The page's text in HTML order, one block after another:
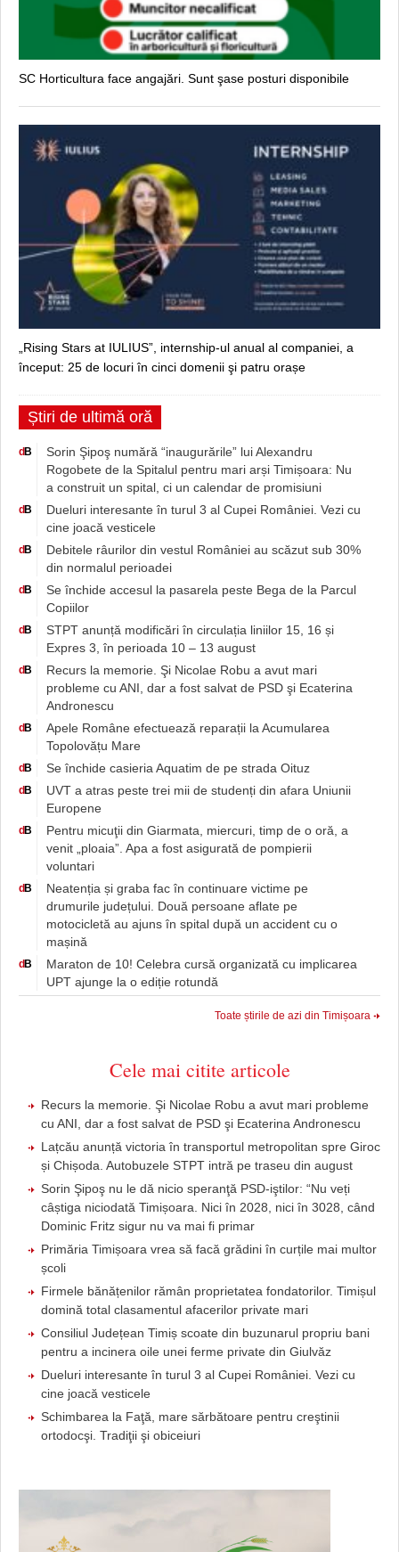
SC Horticultura face angajări. Sunt şase posturi disponibile
„Rising Stars at IULIUS”, internship-ul anual al companiei, a
început: 25 de locuri în cinci domenii şi patru orașe
Știri de ultimă oră
d B
Sorin Şipoş numără “inaugurările” lui Alexandru
Rogobete de la Spitalul pentru mari arși Timișoara: Nu
a construit un spital, ci un calendar de promisiuni
d B
Dueluri interesante în turul 3 al Cupei României. Vezi cu
cine joacă vesticele
d B
Debitele râurilor din vestul României au scăzut sub 30%
din normalul perioadei
d B
Se închide accesul la pasarela peste Bega de la Parcul
Copiilor
d B
STPT anunță modificări în circulația liniilor 15, 16 și
Expres 3, în perioada 10 – 13 august
d B
Recurs la memorie. Şi Nicolae Robu a avut mari
probleme cu ANI, dar a fost salvat de PSD şi Ecaterina
Andronescu
d B
Apele Române efectuează reparații la Acumularea
Topolovățu Mare
d B Se închide casieria Aquatim de pe strada Oituz
d B
UVT a atras peste trei mii de studenți din afara Uniunii
Europene
d B
Pentru micuţii din Giarmata, miercuri, timp de o oră, a
venit „ploaia”. Apa a fost asigurată de pompierii
voluntari
d B
Neatenția și graba fac în continuare victime pe
drumurile județului. Două persoane aflate pe
motocicletă au ajuns în spital după un accident cu o
mașină
d B
Maraton de 10! Celebra cursă organizată cu implicarea
UPT ajunge la o ediție rotundă
Toate știrile de azi din Timișoara
Cele mai citite articole
Recurs la memorie. Şi Nicolae Robu a avut mari probleme
cu ANI, dar a fost salvat de PSD şi Ecaterina Andronescu
Lațcău anunță victoria în transportul metropolitan spre Giroc
și Chișoda. Autobuzele STPT intră pe traseu din august
Sorin Şipoş nu le dă nicio speranţă PSD-iştilor: “Nu veți
câștiga niciodată Timișoara. Nici în 2028, nici în 3028, când
Dominic Fritz sigur nu va mai fi primar
Primăria Timișoara vrea să facă grădini în curțile mai multor
școli
Firmele bănățenilor rămân proprietatea fondatorilor. Timișul
domină total clasamentul afacerilor private mari
Consiliul Județean Timiș scoate din buzunarul propriu bani
pentru a incinera oile unei ferme private din Giulvăz
Dueluri interesante în turul 3 al Cupei României. Vezi cu
cine joacă vesticele
Schimbarea la Faţă, mare sărbătoare pentru creştinii
ortodocşi. Tradiţii şi obiceiuri